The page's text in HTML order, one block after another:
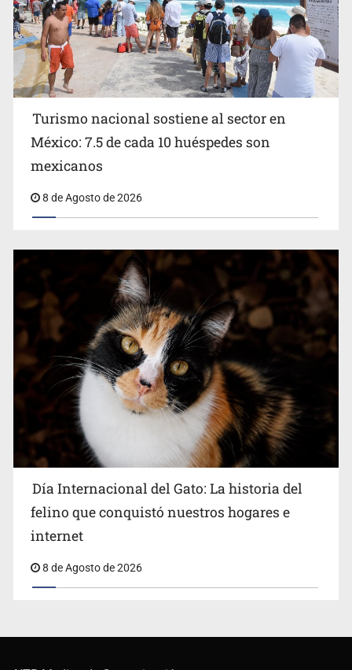
Belinda se corona como la más bella de 2026 en People
Turismo nacional sostiene al sector en
México: 7.5 de cada 10 huéspedes son
mexicanos
8 de Agosto de 2026
Día Internacional del Gato: La historia del
felino que conquistó nuestros hogares e
internet
8 de Agosto de 2026